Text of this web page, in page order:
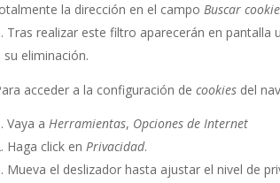
la dirección en el campoBuscar
Tras realizar este filtro aparecerán en pantalla
su eliminación.
acceder a la configuración decookies del
Vaya aHerramientas, Opciones de Internet
Haga click enPrivacidad.
Mueva el deslizador hasta ajustar el nivel de